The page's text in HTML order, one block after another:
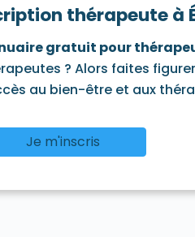
Tigery 91250 Torfou
sur-Seine 91270 Villabé
Auvers 91580 Villiers-le-
thérapeute à
gratuit pour
? Alors faites
au bien-être et aux
Je m'inscris